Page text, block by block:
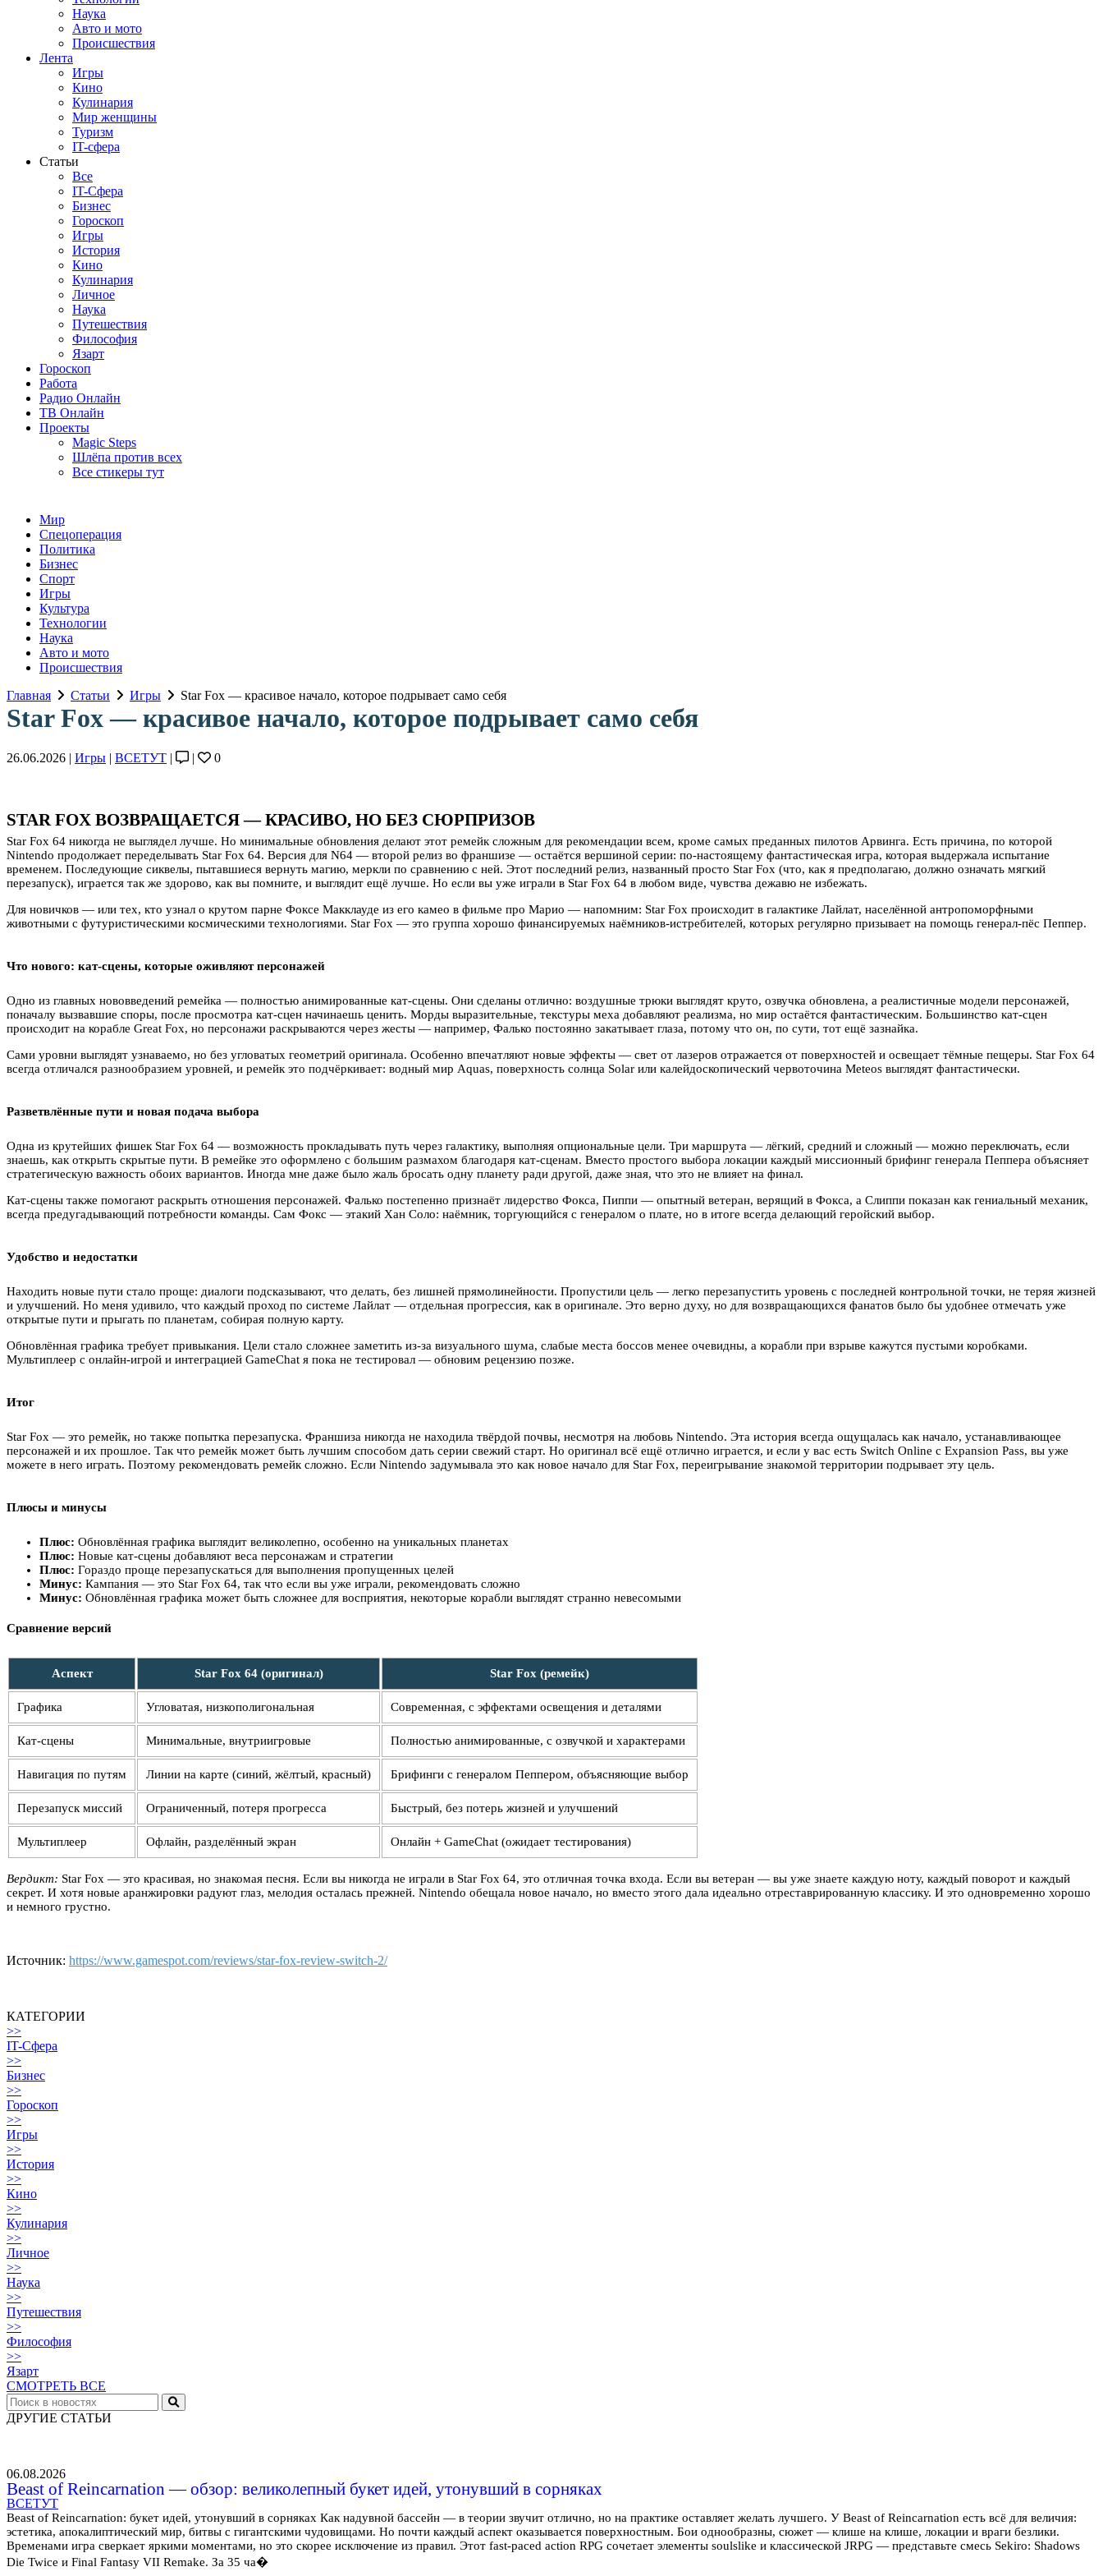
Наука
Авто и мото
Происшествия
Лента
Игры
Кино
Кулинария
Мир женщины
Туризм
IT-сфера
Статьи
Все
IT-Сфера
Бизнес
Гороскоп
Игры
История
Кино
Кулинария
Личное
Наука
Путешествия
Философия
Язарт
Гороскоп
Работа
Радио Онлайн
ТВ Онлайн
Проекты
Magic Steps
Шлёпа против всех
Все стикеры тут
Мир
Спецоперация
Политика
Бизнес
Спорт
Игры
Культура
Технологии
Наука
Авто и мото
Происшествия
Главная
Статьи Игры Star Fox — красивое начало, которое подрывает само себя
Star Fox — красивое начало, которое подрывает само себя
26.06.2026 | Игры | ВСЕТУТ | | 0
STAR FOX ВОЗВРАЩАЕТСЯ — КРАСИВО, НО БЕЗ СЮРПРИЗОВ
Star Fox 64 никогда не выглядел лучше. Но минимальные обновления делают этот ремейк сложным для рекомендации всем, кроме самых преданных пилотов Арвинга. Есть причина, по которой
Nintendo продолжает переделывать Star Fox 64. Версия для N64 — второй релиз во франшизе — остаётся вершиной серии: по-настоящему фантастическая игра, которая выдержала испытание
временем. Последующие сиквелы, пытавшиеся вернуть магию, меркли по сравнению с ней. Этот последний релиз, названный просто Star Fox (что, как я предполагаю, должно означать мягкий
перезапуск), играется так же здорово, как вы помните, и выглядит ещё лучше. Но если вы уже играли в Star Fox 64 в любом виде, чувства дежавю не избежать.
Для новичков — или тех, кто узнал о крутом парне Фоксе Макклауде из его камео в фильме про Марио — напомним: Star Fox происходит в галактике Лайлат, населённой антропоморфными
животными с футуристическими космическими технологиями. Star Fox — это группа хорошо финансируемых наёмников-истребителей, которых регулярно призывает на помощь генерал-пёс Пеппер.
Что нового: кат-сцены, которые оживляют персонажей
Одно из главных нововведений ремейка — полностью анимированные кат-сцены. Они сделаны отлично: воздушные трюки выглядят круто, озвучка обновлена, а реалистичные модели персонажей,
поначалу вызвавшие споры, после просмотра кат-сцен начинаешь ценить. Морды выразительные, текстуры меха добавляют реализма, но мир остаётся фантастическим. Большинство кат-сцен
происходит на корабле Great Fox, но персонажи раскрываются через жесты — например, Фалько постоянно закатывает глаза, потому что он, по сути, тот ещё зазнайка.
Сами уровни выглядят узнаваемо, но без угловатых геометрий оригинала. Особенно впечатляют новые эффекты — свет от лазеров отражается от поверхностей и освещает тёмные пещеры. Star Fox 64
всегда отличался разнообразием уровней, и ремейк это подчёркивает: водный мир Aquas, поверхность солнца Solar или калейдоскопический червоточина Meteos выглядят фантастически.
Разветвлённые пути и новая подача выбора
Одна из крутейших фишек Star Fox 64 — возможность прокладывать путь через галактику, выполняя опциональные цели. Три маршрута — лёгкий, средний и сложный — можно переключать, если
знаешь, как открыть скрытые пути. В ремейке это оформлено с большим размахом благодаря кат-сценам. Вместо простого выбора локации каждый миссионный брифинг генерала Пеппера объясняет
стратегическую важность обоих вариантов. Иногда мне даже было жаль бросать одну планету ради другой, даже зная, что это не влияет на финал.
Кат-сцены также помогают раскрыть отношения персонажей. Фалько постепенно признаёт лидерство Фокса, Пиппи — опытный ветеран, верящий в Фокса, а Слиппи показан как гениальный механик,
всегда предугадывающий потребности команды. Сам Фокс — этакий Хан Соло: наёмник, торгующийся с генералом о плате, но в итоге всегда делающий геройский выбор.
Удобство и недостатки
Находить новые пути стало проще: диалоги подсказывают, что делать, без лишней прямолинейности. Пропустили цель — легко перезапустить уровень с последней контрольной точки, не теряя жизней
и улучшений. Но меня удивило, что каждый проход по системе Лайлат — отдельная прогрессия, как в оригинале. Это верно духу, но для возвращающихся фанатов было бы удобнее отмечать уже
открытые пути и прыгать по планетам, собирая полную карту.
Обновлённая графика требует привыкания. Цели стало сложнее заметить из-за визуального шума, слабые места боссов менее очевидны, а корабли при взрыве кажутся пустыми коробками.
Мультиплеер с онлайн-игрой и интеграцией GameChat я пока не тестировал — обновим рецензию позже.
Итог
Star Fox — это ремейк, но также попытка перезапуска. Франшиза никогда не находила твёрдой почвы, несмотря на любовь Nintendo. Эта история всегда ощущалась как начало, устанавливающее
персонажей и их прошлое. Так что ремейк может быть лучшим способом дать серии свежий старт. Но оригинал всё ещё отлично играется, и если у вас есть Switch Online с Expansion Pass, вы уже
можете в него играть. Поэтому рекомендовать ремейк сложно. Если Nintendo задумывала это как новое начало для Star Fox, переигрывание знакомой территории подрывает эту цель.
Плюсы и минусы
Плюс: Обновлённая графика выглядит великолепно, особенно на уникальных планетах
Плюс: Новые кат-сцены добавляют веса персонажам и стратегии
Плюс: Гораздо проще перезапускаться для выполнения пропущенных целей
Минус: Кампания — это Star Fox 64, так что если вы уже играли, рекомендовать сложно
Минус: Обновлённая графика может быть сложнее для восприятия, некоторые корабли выглядят странно невесомыми
Сравнение версий
Аспект Star Fox 64 (оригинал) Star Fox (ремейк)
Графика Угловатая, низкополигональная Современная, с эффектами освещения и деталями
Кат-сцены Минимальные, внутриигровые Полностью анимированные, с озвучкой и характерами
Навигация по путям Линии на карте (синий, жёлтый, красный) Брифинги с генералом Пеппером, объясняющие выбор
Перезапуск миссий Ограниченный, потеря прогресса Быстрый, без потерь жизней и улучшений
Мультиплеер Офлайн, разделённый экран Онлайн + GameChat (ожидает тестирования)
Вердикт: Star Fox — это красивая, но знакомая песня. Если вы никогда не играли в Star Fox 64, это отличная точка входа. Если вы ветеран — вы уже знаете каждую ноту, каждый поворот и каждый
секрет. И хотя новые аранжировки радуют глаз, мелодия осталась прежней. Nintendo обещала новое начало, но вместо этого дала идеально отреставрированную классику. И это одновременно хорошо
и немного грустно.
Источник: https://www.gamespot.com/reviews/star-fox-review-switch-2/
КАТЕГОРИИ
>>
IT-Сфера
>>
Бизнес
>>
Гороскоп
>>
Игры
>>
История
>>
Кино
>>
Кулинария
>>
Личное
>>
Наука
>>
Путешествия
>>
Философия
>>
Язарт
СМОТРЕТЬ ВСЕ
ДРУГИЕ СТАТЬИ
06.08.2026
Beast of Reincarnation — обзор: великолепный букет идей, утонувший в сорняках
ВСЕТУТ
Beast of Reincarnation: букет идей, утонувший в сорняках Как надувной бассейн — в теории звучит отлично, но на практике оставляет желать лучшего. У Beast of Reincarnation есть всё для величия:
эстетика, апокалиптический мир, битвы с гигантскими чудовищами. Но почти каждый аспект оказывается поверхностным. Бои однообразны, сюжет — клише на клише, локации и враги безлики.
Временами игра сверкает яркими моментами, но это скорее исключение из правил. Этот fast-paced action RPG сочетает элементы soulslike и классической JRPG — представьте смесь Sekiro: Shadows
Die Twice и Final Fantasy VII Remake. За 35 ча�